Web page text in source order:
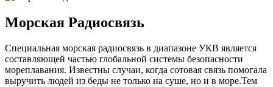
Морская Радиосвязь
Специальная морская радиосвязь в диапазоне УКВ является
составляющей частью глобальной системы безопасности
мореплавания. Известны случаи, когда сотовая связь помогала
выручить людей из беды не только на суше, но и в море.Тем